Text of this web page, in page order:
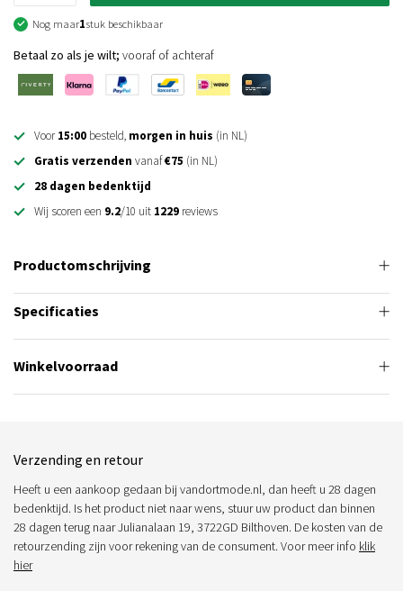
Nog maar1stuk beschikbaar
Betaal zo als je wilt; vooraf of achteraf
Voor15:00 besteld, morgen in huis (in NL)
Gratis verzenden vanaf€75 (in NL)
28 dagen bedenktijd
Wij scoren een 9.2/10 uit 1229 reviews
Productomschrijving
Specificaties
Winkelvoorraad
Verzending en retour
Heeft u een aankoop gedaan bij vandortmode.nl, dan heeft u 28 dagen
bedenktijd. Is het product niet naar wens, stuur uw product dan binnen
28 dagen terug naar Julianalaan 19, 3722GD Bilthoven. De kosten van de
retourzending zijn voor rekening van de consument. Voor meer info klik
hier